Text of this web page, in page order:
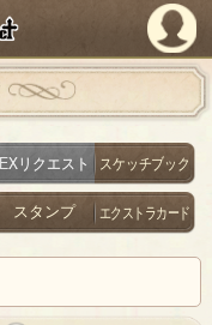
PandoraPartyProject
EXリクエスト スケッチブック
スタンプ エクストラカード